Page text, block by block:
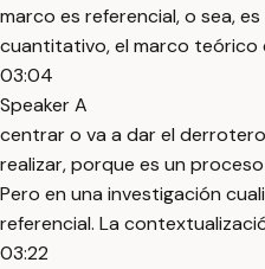
marco es referencial, o sea,
cuantitativo, el marco teórico
03:04
Speaker A
centrar o va a dar el
realizar, porque es un
Pero en una investigación
referencial. La
03:22